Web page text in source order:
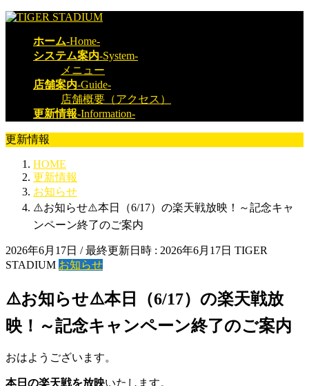
コ
ッ
プ
ナ
移
動
ホーム-Home-
システム案内-System-
メニュー
店舗案内-Guide-
店舗概要（アクセス）
更新情報-Information-
更新情報
HOME
更新情報
お知らせ
⚠️お知らせ⚠️本日（6/17）の楽天戦放映！～記念キャ
ンペーン終了のご案内
2026年6月17日 / 最終更新日時 : 2026年6月17日 TIGER
STADIUM お知らせ
⚠️お知らせ⚠️本日（6/17）の楽天戦放
映！～記念キャンペーン終了のご案内
おはようございます。
本日の楽天戦を放映いたします。